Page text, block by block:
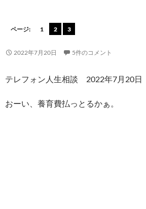
ページ: 1 2 3
2022年7月20日 5件のコメント
テレフォン人生相談 2022年7月20
おーい、養育費払っとるかぁ。